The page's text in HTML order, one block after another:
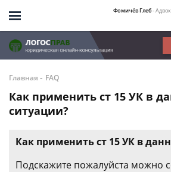
Фомичёв Глеб-
Главная - FAQ
Как применить ст 15 УК в
ситуации?
Как применить ст 15 УК в
Подскажите пожалуйста можно